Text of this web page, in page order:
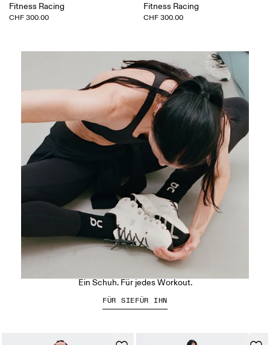
Fitness Racing
CHF 300.00
Fitness Racing
CHF 300.00
Der Cloud X 5
Ein Schuh. Für jedes Workout.
FÜR SIEFÜR IHN